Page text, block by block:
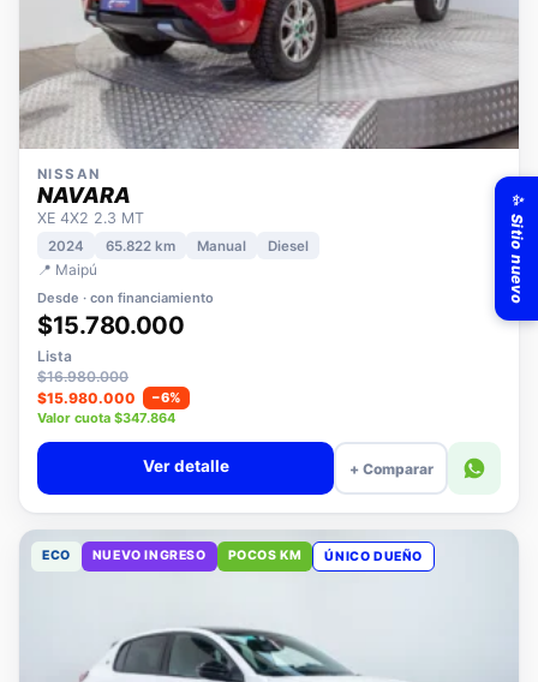
NISSAN
NAVARA
XE 4X2 2.3 MT
2024
📍 Maipú
Desde · con financiamiento
$15.780.000
Lista
$16.980.000
$15.980.000
−6%
Valor cuota $347.864
+ Comparar
NUEVO INGRESO POCOS KM
✨ Sitio nuevo